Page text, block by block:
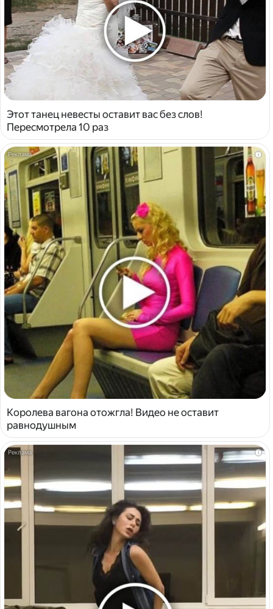
Этот танец невесты оставит вас без слов!
Пересмотрела 10 раз
i
Королева вагона отожгла! Видео не оставит
равнодушным
i